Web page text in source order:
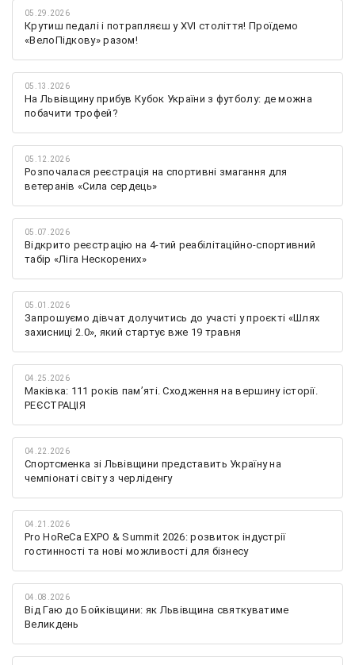
05.29.2026
Крутиш педалі і потрапляєш у XVI століття! Проїдемо
«ВелоПідкову» разом!
05.13.2026
На Львівщину прибув Кубок України з футболу: де можна
побачити трофей?
05.12.2026
Розпочалася реєстрація на спортивні змагання для
ветеранів «Сила сердець»
05.07.2026
Відкрито реєстрацію на 4-тий реабілітаційно-спортивний
табір «Ліга Нескорених»
05.01.2026
Запрошуємо дівчат долучитись до участі у проєкті «Шлях
захисниці 2.0», який стартує вже 19 травня
04.25.2026
Маківка: 111 років пам’яті. Сходження на вершину історії.
РЕЄСТРАЦІЯ
04.22.2026
Спортсменка зі Львівщини представить Україну на
чемпіонаті світу з черліденгу
04.21.2026
Pro HoReCa EXPO & Summit 2026: розвиток індустрії
гостинності та нові можливості для бізнесу
04.08.2026
Від Гаю до Бойківщини: як Львівщина святкуватиме
Великдень